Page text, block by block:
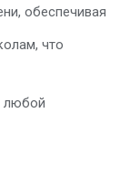
обеспечивая
что
любой